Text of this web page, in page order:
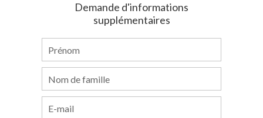
Demande d'informations
supplémentaires